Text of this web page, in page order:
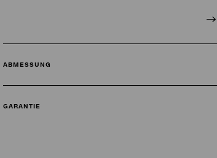
ABMESSUNG
GARANTIE